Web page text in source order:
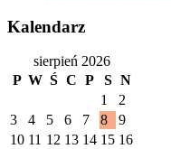
Kalendarz
sierpień 2026
P W Ś C P S N
1
2
3
4 5 6 7 8
9
10 11 12 13 14 15 16